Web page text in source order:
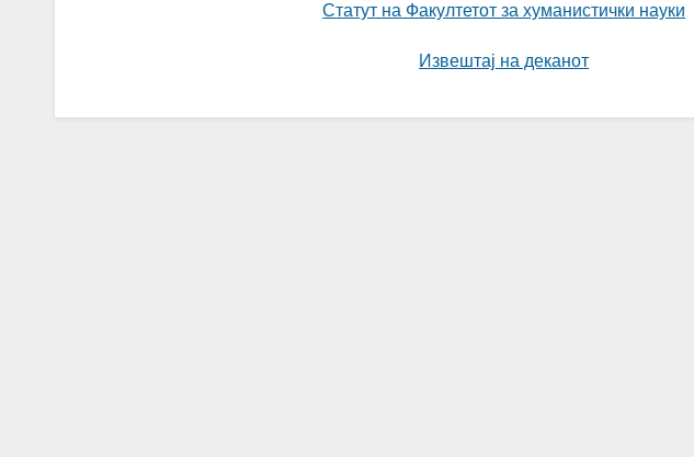
Статут на Факултетот за хуманистички науки
Извештај на деканот